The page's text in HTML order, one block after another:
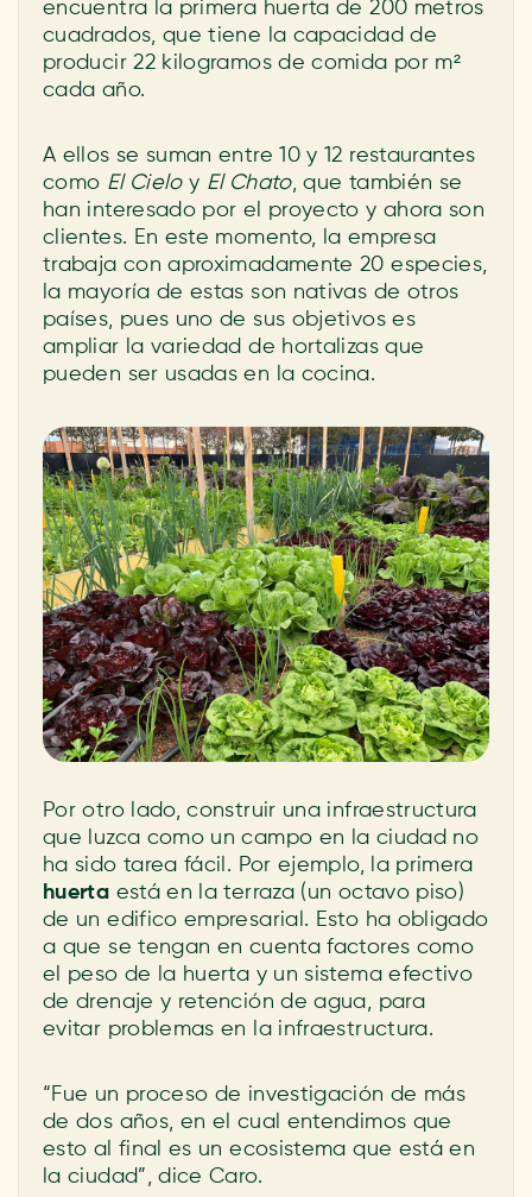
encuentra la primera huerta de 200 metros
cuadrados, que tiene la capacidad de
producir 22 kilogramos de comida por m²
cada año.
A ellos se suman entre 10 y 12 restaurantes
como El Cieloy El Chato, que también se
han interesado por el proyecto y ahora son
clientes. En este momento, la empresa
trabaja con aproximadamente 20 especies,
la mayoría de estas son nativas de otros
países, pues uno de sus objetivos es
ampliar la variedad de hortalizas que
pueden ser usadas en la cocina.
Por otro lado, construir una infraestructura
que luzca como un campo en la ciudad no
ha sido tarea fácil. Por ejemplo, la primera
huerta está en la terraza (un octavo piso)
de un edifico empresarial. Esto ha obligado
a que se tengan en cuenta factores como
el peso de la huerta y un sistema efectivo
de drenaje y retención de agua, para
evitar problemas en la infraestructura.
“Fue un proceso de investigación de más
de dos años, en el cual entendimos que
esto al final es un ecosistema que está en
la ciudad”, dice Caro.